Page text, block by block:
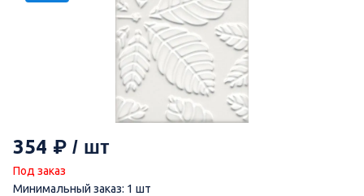
354
Под заказ
Минимальный заказ: 1 шт